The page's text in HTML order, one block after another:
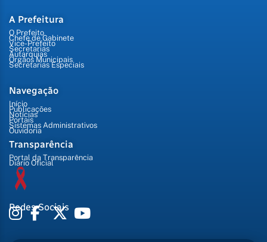
A Prefeitura
O Prefeito
Chefe de Gabinete
Vice-Prefeito
Secretarias
Autarquias
Órgãos Municipais
Secretarias Especiais
Navegação
Início
Publicações
Notícias
Portais
Sistemas Administrativos
Ouvidoria
Transparência
Portal da Transparência
Diário Oficial
Redes Sociais